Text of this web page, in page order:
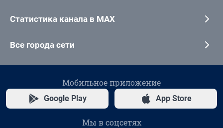
Статистика канала в MAX
Все города сети
Мобильное приложение
Google Play App Store
Мы в соцсетях